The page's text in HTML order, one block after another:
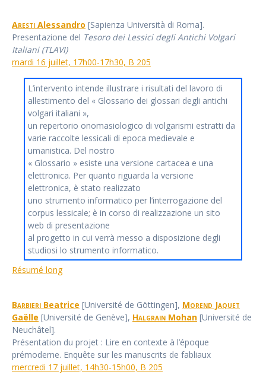
Aresti Alessandro [Sapienza Università di Roma].
Presentazione del Tesoro dei Lessici degli Antichi Volgari
Italiani (TLAVI)
mardi 16 juillet, 17h00-17h30, B 205
L’intervento intende illustrare i risultati del lavoro di
allestimento del « Glossario dei glossari degli antichi
volgari italiani »,
un repertorio onomasiologico di volgarismi estratti da
varie raccolte lessicali di epoca medievale e
umanistica. Del nostro
« Glossario » esiste una versione cartacea e una
elettronica. Per quanto riguarda la versione
elettronica, è stato realizzato
uno strumento informatico per l’interrogazione del
corpus lessicale; è in corso di realizzazione un sito
web di presentazione
al progetto in cui verrà messo a disposizione degli
studiosi lo strumento informatico.
Résumé long
Barbieri Beatrice [Université de Göttingen], Morend Jaquet
Gaëlle [Université de Genève], Halgrain Mohan [Université de
Neuchâtel].
Présentation du projet : Lire en contexte à l’époque
prémoderne. Enquête sur les manuscrits de fabliaux
mercredi 17 juillet, 14h30-15h00, B 205